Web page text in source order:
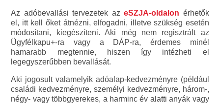
Az adóbevallási tervezetek azeSZJA-oldalon érhetők
el, itt kell őket átnézni, elfogadni, illetve szükség esetén
módosítani, kiegészíteni. Aki még nem regisztrált az
Ügyfélkapu+-ra vagy a DÁP-ra, érdemes minél
hamarabb megtennie, hiszen így intézheti el
legegyszerűbben bevallását.
Aki jogosult valamelyik adóalap-kedvezményre (például
családi kedvezményre, személyi kedvezményre, három-,
négy- vagy többgyerekes, a harminc év alatti anyák vagy